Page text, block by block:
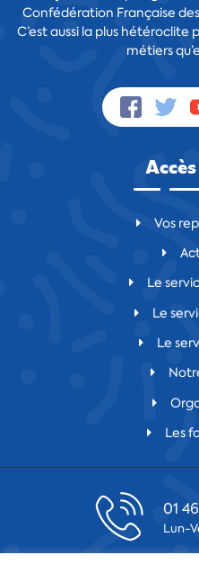
Confédération Française
C’est aussi la plus
métiers
Vos
Le
Le
Le
Les
01
Lun-